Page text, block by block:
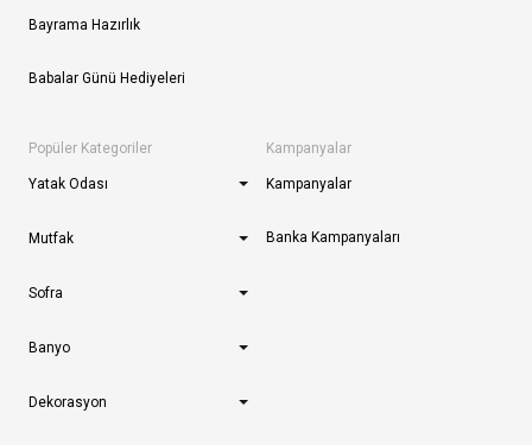
Bayrama Hazırlık
Babalar Günü Hediyeleri
Popüler Kategoriler
Yatak Odası
Mutfak
Sofra
Banyo
Dekorasyon
Kampanyalar
Kampanyalar
Banka Kampanyaları